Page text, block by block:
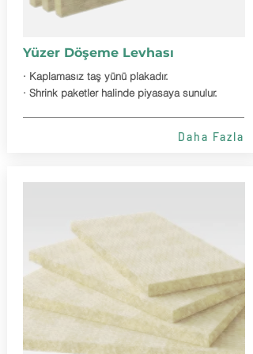
Yüzer Döşeme Levhası
· Kaplamasız taş yünü plakadır.
· Shrink paketler halinde piyasaya sunulur.
Daha Fazla